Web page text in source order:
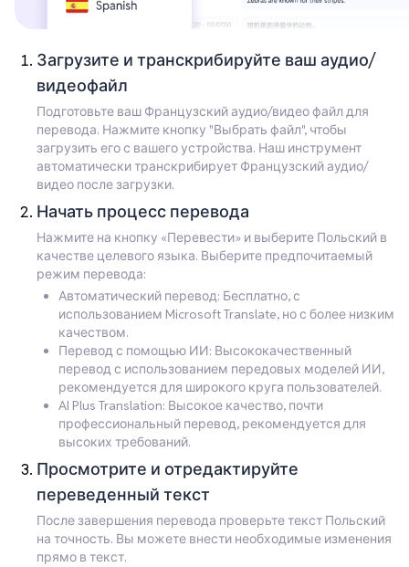
Загрузите и транскрибируйте ваш аудио/
видеофайл
Подготовьте ваш Французский аудио/видео файл для
перевода. Нажмите кнопку "Выбрать файл", чтобы
загрузить его с вашего устройства. Наш инструмент
автоматически транскрибирует Французский аудио/
видео после загрузки.
Начать процесс перевода
Нажмите на кнопку «Перевести» и выберите Польский в
качестве целевого языка. Выберите предпочитаемый
режим перевода:
Автоматический перевод: Бесплатно, с
использованием Microsoft Translate, но с более низким
качеством.
Перевод с помощью ИИ: Высококачественный
перевод с использованием передовых моделей ИИ,
рекомендуется для широкого круга пользователей.
AI Plus Translation: Высокое качество, почти
профессиональный перевод, рекомендуется для
высоких требований.
Просмотрите и отредактируйте
переведенный текст
После завершения перевода проверьте текст Польский
на точность. Вы можете внести необходимые изменения
прямо в текст.